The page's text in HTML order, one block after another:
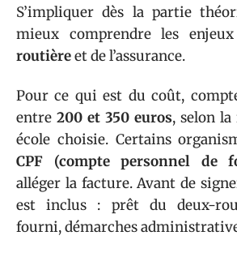
S’impliquer dès la partie
mieux comprendre les
routièreet de l’assurance.
Pour ce qui est du coût,
entre 200 et 350 euros, selon
école choisie. Certains
CPF (compte personnel de
alléger la facture. Avant de
est inclus : prêt du deux-
fourni, démarches